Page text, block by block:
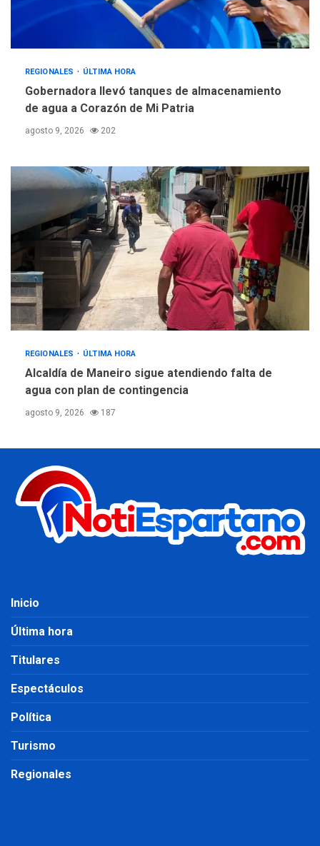
REGIONALES ÚLTIMA HORA
Gobernadora llevó tanques de almacenamiento
de agua a Corazón de Mi Patria
agosto 9, 2026 202
REGIONALES ÚLTIMA HORA
Alcaldía de Maneiro sigue atendiendo falta de
agua con plan de contingencia
agosto 9, 2026 187
Inicio
Última hora
Titulares
Espectáculos
Política
Turismo
Regionales